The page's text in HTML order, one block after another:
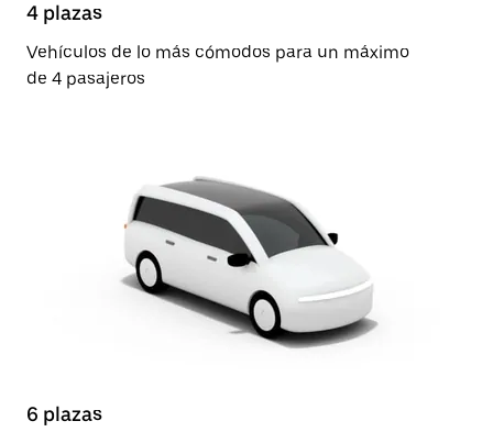
4 plazas
Vehículos de lo más cómodos para un máximo
de 4 pasajeros
6 plazas